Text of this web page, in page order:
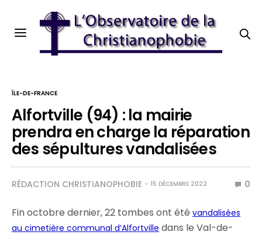
ÎLE-DE-FRANCE
Alfortville (94) : la mairie
prendra en charge la réparation
des sépultures vandalisées
RÉDACTION CHRISTIANOPHOBIE 15 DÉCEMBRE 2022 0
Fin octobre dernier, 22 tombes ont étévandalisées
au cimetière communal d’Alfortville dans le Val-de-